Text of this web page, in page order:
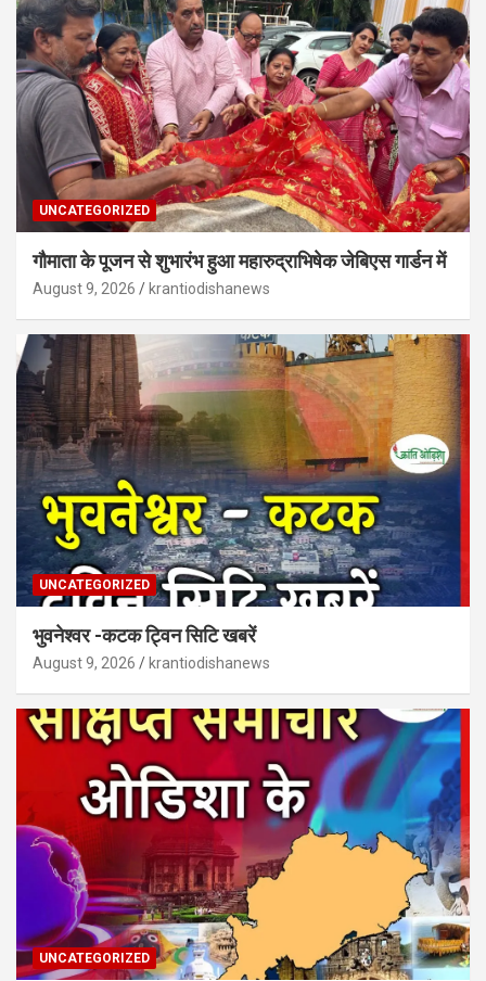
UNCATEGORIZED
गौमाता के पूजन से शुभारंभ हुआ महारुद्राभिषेक जेबिएस गार्डन में
August 9, 2026 krantiodishanews
UNCATEGORIZED
भुवनेश्वर -कटक ट्विन सिटि खबरें
August 9, 2026 krantiodishanews
UNCATEGORIZED